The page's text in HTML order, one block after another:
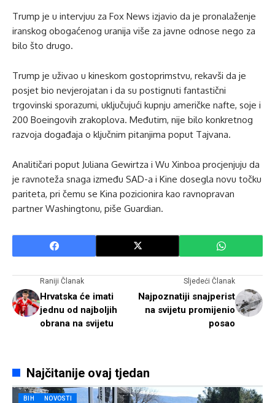
Trump je u intervjuu za Fox News izjavio da je pronalaženje
iranskog obogaćenog uranija više za javne odnose nego za
bilo što drugo.
Trump je uživao u kineskom gostoprimstvu, rekavši da je
posjet bio nevjerojatan i da su postignuti fantastični
trgovinski sporazumi, uključujući kupnju američke nafte, soje i
200 Boeingovih zrakoplova. Međutim, nije bilo konkretnog
razvoja događaja o ključnim pitanjima poput Tajvana.
Analitičari poput Juliana Gewirtza i Wu Xinboa procjenjuju da
je ravnoteža snaga između SAD-a i Kine dosegla novu točku
pariteta, pri čemu se Kina pozicionira kao ravnopravan
partner Washingtonu, piše Guardian.
Raniji Članak
Hrvatska će imati
jednu od najboljih
obrana na svijetu
Sljedeći Članak
Najpoznatiji snajperist
na svijetu promijenio
posao
Najčitanije ovaj tjedan
BIH NOVOSTI